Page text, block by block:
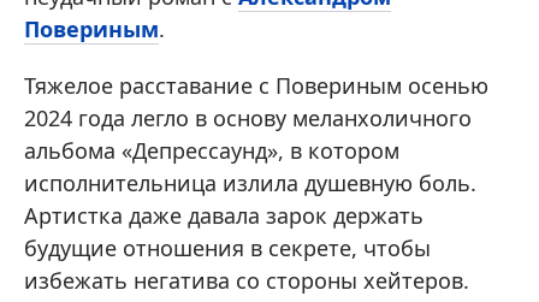
Повериным.
Тяжелое расставание с Повериным осенью
2024 года легло в основу меланхоличного
альбома «Депрессаунд», в котором
исполнительница излила душевную боль.
Артистка даже давала зарок держать
будущие отношения в секрете, чтобы
избежать негатива со стороны хейтеров.